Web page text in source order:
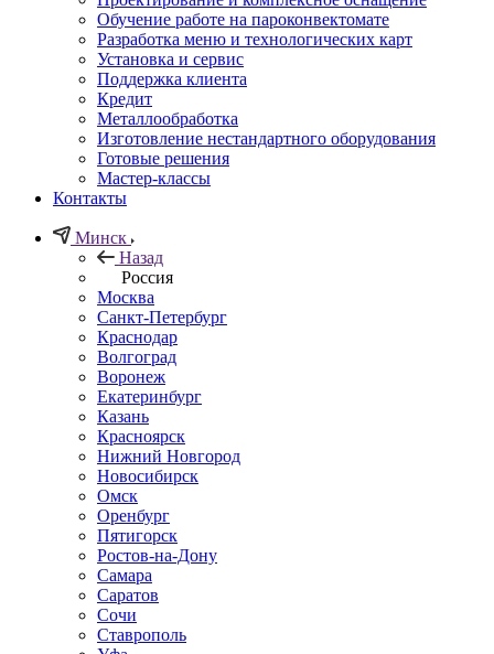
Обучение работе на пароконвектомате
Разработка меню и технологических карт
Установка и сервис
Поддержка клиента
Кредит
Металлообработка
Изготовление нестандартного оборудования
Готовые решения
Мастер-классы
Контакты
Минск
Назад
Россия
Москва
Санкт-Петербург
Краснодар
Волгоград
Воронеж
Екатеринбург
Казань
Красноярск
Нижний Новгород
Новосибирск
Омск
Оренбург
Пятигорск
Ростов-на-Дону
Самара
Саратов
Сочи
Ставрополь